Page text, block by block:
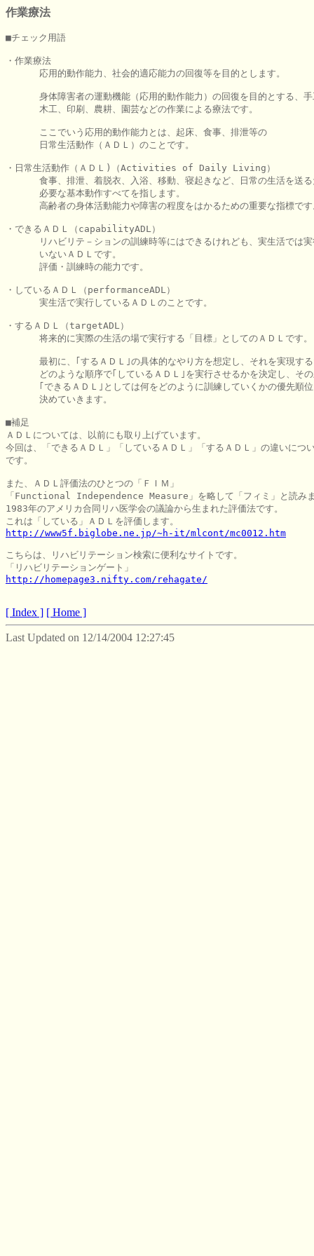
作業療法
■チェック用語
・作業療法
応用的動作能力、社会的適応能力の回復等を目的とします。
身体障害者の運動機能（応用的動作能力）の回復を目的とする、
      木工、印刷、農耕、園芸などの作業による療法です。
      ここでいう応用的動作能力とは、起床、食事、排泄等の
      日常生活動作（ＡＤＬ）のことです。
・日常生活動作（ＡＤＬ)（Activities of Daily Living）
食事、排泄、着脱衣、入浴、移動、寝起きなど、日常の生活を送る
      必要な基本動作すべてを指します。
高齢者の身体活動能力や障害の程度をはかるための重要な指標で
・できるＡＤＬ（capabilityADL）
リハビリテ－ションの訓練時等にはできるけれども、実生活では実
      いないＡＤＬです。
      評価・訓練時の能力です。
・しているＡＤＬ（performanceADL）
実生活で実行しているＡＤＬのことです。
・するＡＤＬ（targetADL）
将来的に実際の生活の場で実行する「目標」としてのＡＤＬです。
最初に、｢するＡＤＬ｣の具体的なやり方を想定し、それを実現す
どのような順序で｢しているＡＤＬ｣を実行させるかを決定し、そ
｢できるＡＤＬ｣としては何をどのように訓練していくかの優先順
      決めていきます。
■補足
ＡＤＬについては、以前にも取り上げています。
今回は、「できるＡＤＬ」「しているＡＤＬ」「するＡＤＬ」の違いにつ
です。
また、ＡＤＬ評価法のひとつの「ＦＩＭ」
「Functional Independence Measure」を略して「フィミ」と読み
1983年のアメリカ合同リハ医学会の議論から生まれた評価法です。
http://www5f.biglobe.ne.jp/~h-it/mlcont/mc0012.htm
こちらは、リハビリテーション検索に便利なサイトです。
http://homepage3.nifty.com/rehagate/
[ Index ] [ Home ]
Last Updated on 12/14/2004 12:27:45